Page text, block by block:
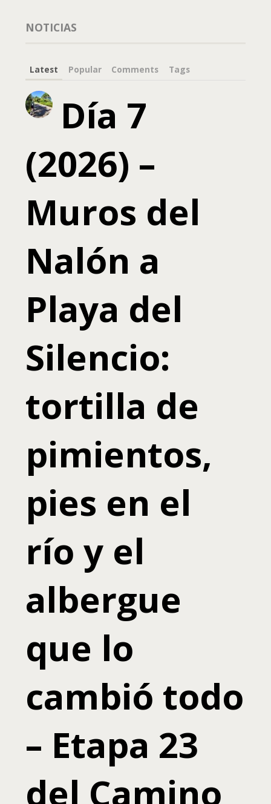
NOTICIAS
Latest Popular Comments Tags
Día 7
(2026) –
Muros del
Nalón a
Playa del
Silencio:
tortilla de
pimientos,
pies en el
río y el
albergue
que lo
cambió todo
– Etapa 23
del Camino